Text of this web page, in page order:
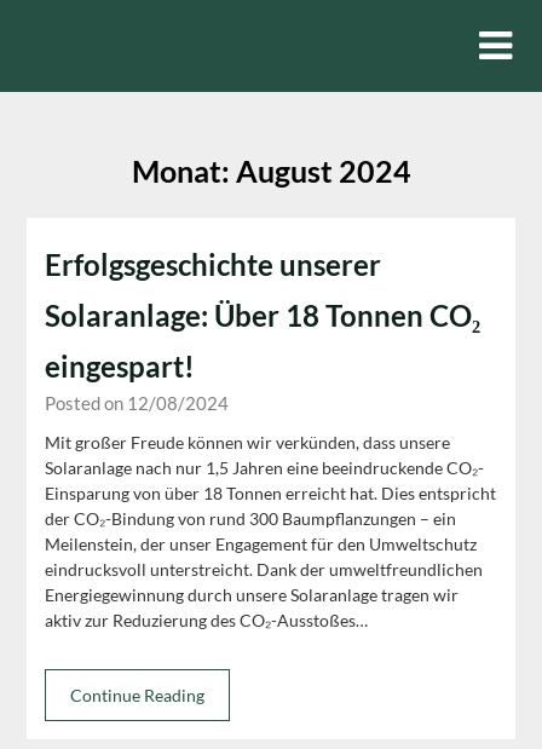
Monat: August 2024
Erfolgsgeschichte unserer
Solaranlage: Über 18 Tonnen CO₂
eingespart!
Posted on 12/08/2024
Mit großer Freude können wir verkünden, dass unsere
Solaranlage nach nur 1,5 Jahren eine beeindruckende CO₂-
Einsparung von über 18 Tonnen erreicht hat. Dies entspricht
der CO₂-Bindung von rund 300 Baumpflanzungen – ein
Meilenstein, der unser Engagement für den Umweltschutz
eindrucksvoll unterstreicht. Dank der umweltfreundlichen
Energiegewinnung durch unsere Solaranlage tragen wir
aktiv zur Reduzierung des CO₂-Ausstoßes…
Continue Reading